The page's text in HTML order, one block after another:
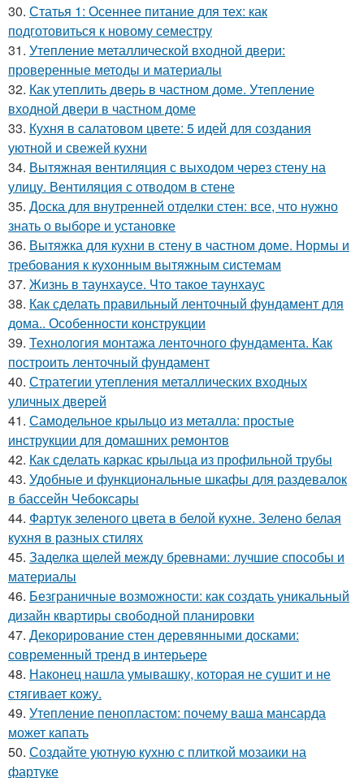
30. Статья 1: Осеннее питание для тех: как
подготовиться к новому семестру
31. Утепление металлической входной двери:
проверенные методы и материалы
32. Как утеплить дверь в частном доме. Утепление
входной двери в частном доме
33. Кухня в салатовом цвете: 5 идей для создания
уютной и свежей кухни
34. Вытяжная вентиляция с выходом через стену на
улицу. Вентиляция с отводом в стене
35. Доска для внутренней отделки стен: все, что нужно
знать о выборе и установке
36. Вытяжка для кухни в стену в частном доме. Нормы и
требования к кухонным вытяжным системам
37. Жизнь в таунхаусе. Что такое таунхаус
38. Как сделать правильный ленточный фундамент для
дома.. Особенности конструкции
39. Технология монтажа ленточного фундамента. Как
построить ленточный фундамент
40. Стратегии утепления металлических входных
уличных дверей
41. Самодельное крыльцо из металла: простые
инструкции для домашних ремонтов
42. Как сделать каркас крыльца из профильной трубы
43. Удобные и функциональные шкафы для раздевалок
в бассейн Чебоксары
44. Фартук зеленого цвета в белой кухне. Зелено белая
кухня в разных стилях
45. Заделка щелей между бревнами: лучшие способы и
материалы
46. Безграничные возможности: как создать уникальный
дизайн квартиры свободной планировки
47. Декорирование стен деревянными досками:
современный тренд в интерьере
48. Наконец нашла умывашку, которая не сушит и не
стягивает кожу.
49. Утепление пенопластом: почему ваша мансарда
может капать
50. Создайте уютную кухню с плиткой мозаики на
фартуке